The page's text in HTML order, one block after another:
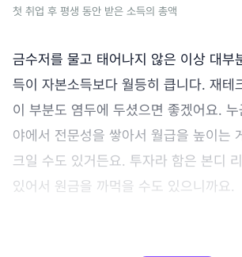
첫 취업 후 평생 동안 받은 소득의 총액
금수저를 물고 태어나지 않은 이상 대부
득이 자본소득보다 월등히 큽니다. 재테
이 부분도 염두에 두셨으면 좋겠어요.
야에서 전문성을 쌓아서 월급을 높이는
크일 수도 있거든요. 투자라 함은 본디
있어서 원금을 까먹을 수도 있으니까요.